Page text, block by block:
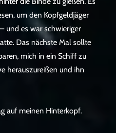
um den Kopfgeldjäger
und es war schwieriger
Das nächste Mal sollte
mich in ein Schiff zu
herauszureißen und ihn
auf meinen Hinterkopf.